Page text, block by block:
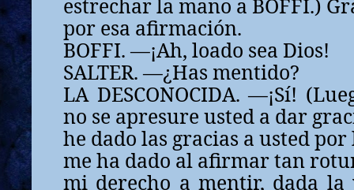
estrechar la mano a BOFFI.)
por esa afirmación.
BOFFI. —¡Ah, loado sea Dios!
SALTER. —¿Has mentido?
LA DESCONOCIDA. —¡Sí!
no se apresure usted a dar
he dado las gracias a usted
me ha dado al afirmar tan
mi derecho a mentir, dada la